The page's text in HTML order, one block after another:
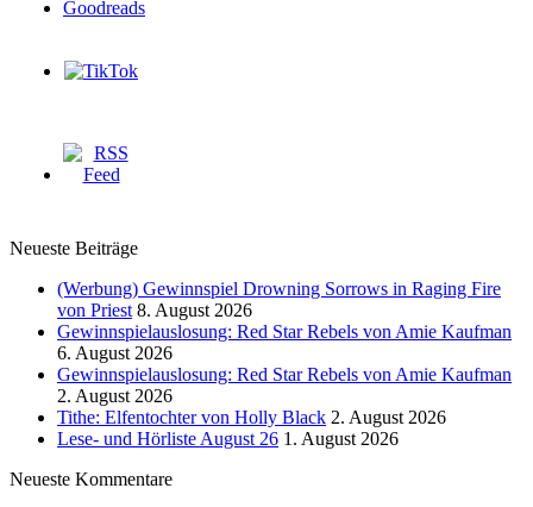
Neueste Beiträge
(Werbung) Gewinnspiel Drowning Sorrows in Raging Fire
von Priest 8. August 2026
Gewinnspielauslosung: Red Star Rebels von Amie Kaufman
6. August 2026
Gewinnspielauslosung: Red Star Rebels von Amie Kaufman
2. August 2026
Tithe: Elfentochter von Holly Black 2. August 2026
Lese- und Hörliste August 26 1. August 2026
Neueste Kommentare